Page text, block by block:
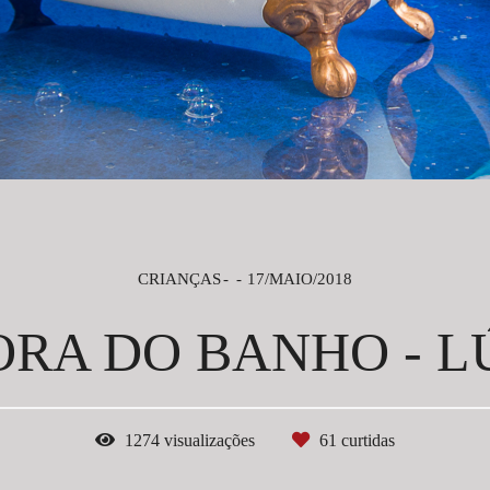
CRIANÇAS 17/MAIO/2018
DO BANHO -
1274 visualizações 61 curtidas